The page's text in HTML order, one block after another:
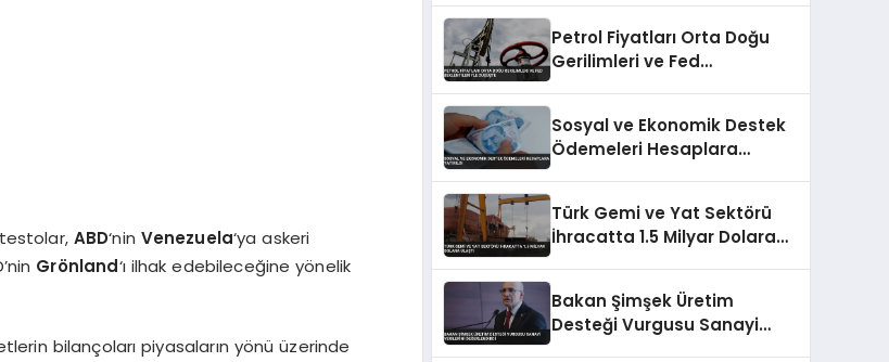
ABD‘nin Venezuela‘ya askeri
Grönland‘ı ilhak edebileceğine yönelik
bilançoları piyasaların yönü üzerinde
Petrol Fiyatları Orta Doğu
Gerilimleri ve Fed
Sosyal ve Ekonomik Destek
Ödemeleri Hesaplara
Türk Gemi ve Yat Sektörü
İhracatta 1.5 Milyar Dolara
Bakan Şimşek Üretim
Desteği Vurgusu Sanayi